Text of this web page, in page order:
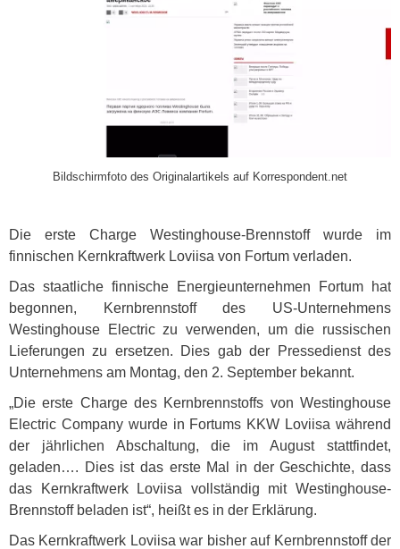
Bildschirmfoto des Originalartikels auf Korrespondent.net
Die erste Charge Westinghouse-Brennstoff wurde im
finnischen Kernkraftwerk Loviisa von Fortum verladen.
Das staatliche finnische Energieunternehmen Fortum hat
begonnen, Kernbrennstoff des US-Unternehmens
Westinghouse Electric zu verwenden, um die russischen
Lieferungen zu ersetzen. Dies gab der Pressedienst des
Unternehmens am Montag, den 2. September bekannt.
„Die erste Charge des Kernbrennstoffs von Westinghouse
Electric Company wurde in Fortums KKW Loviisa während
der jährlichen Abschaltung, die im August stattfindet,
geladen…. Dies ist das erste Mal in der Geschichte, dass
das Kernkraftwerk Loviisa vollständig mit Westinghouse-
Brennstoff beladen ist“, heißt es in der Erklärung.
Das Kernkraftwerk Loviisa war bisher auf Kernbrennstoff der